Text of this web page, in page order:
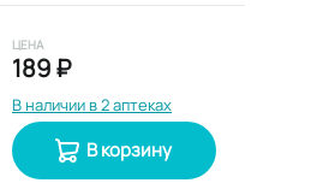
ЦЕНА
189 ₽
В наличии в 2 аптеках
В корзину